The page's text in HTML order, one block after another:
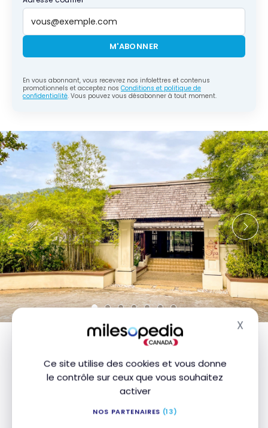
Ce site utilise des cookies et vous donne
le contrôle sur ceux que vous souhaitez
activer
NOS PARTENAIRES (13)
X
M'ABONNER
En vous abonnant, vous recevrez nos infolettres et contenus
promotionnels et acceptez nos Conditions et politique de
confidentialité. Vous pouvez vous désabonner à tout moment.
Immersion culturelle et respect de
l’environnement
Gaya Island Resort
dans son engagement envers le développement